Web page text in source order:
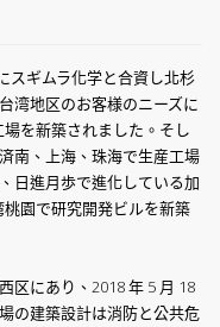
スギムラ化学と合資し北杉
湾地区のお客様のニーズに
を新築されました。そし
南、上海、珠海で生産工場
日進月歩で進化している加
園で研究開発ビルを新築
区にあり、2018 年 5 月 18
の建築設計は消防と公共危